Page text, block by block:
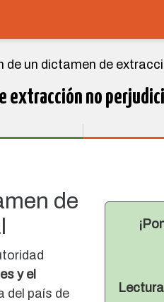
de un dictamen de
extracción no
de
y el
del país de